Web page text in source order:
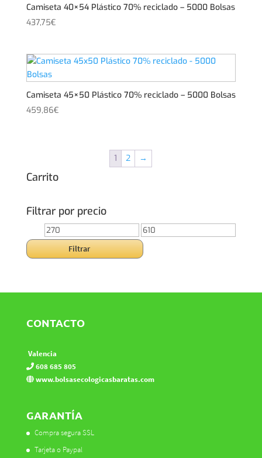
Camiseta 40×54 Plástico 70% reciclado – 5000 Bolsas
437,75€
Camiseta 45×50 Plástico 70% reciclado – 5000 Bolsas
459,86€
1 2 →
Carrito
Filtrar por precio
Precio
mínimo
Precio
máximo
Filtrar
CONTACTO
Valencia
608 685 805
www.bolsasecologicasbaratas.com
GARANTÍA
Compra segura SSL
Tarjeta o Paypal